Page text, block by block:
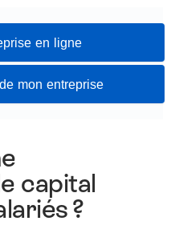
en ligne
mon entreprise
capital
?